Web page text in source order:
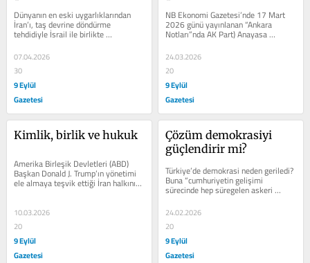
Dünyanın en eski uygarlıklarından
İran’ı, taş devrine döndürme
tehdidiyle İsrail ile birlikte
bombalamaya devam eden Amerika
Birleşik...
07.04.2026
30
9 Eylül
Gazetesi
NB Ekonomi Gazetesi’nde 17 Mart
2026 günü yayınlanan “Ankara
Notları”nda AK Part) Anayasa
Komisyonu’nun, aylardır üzerinde...
24.03.2026
20
9 Eylül
Gazetesi
Kimlik, birlik ve hukuk
Amerika Birleşik Devletleri (ABD)
Başkan Donald J. Trump’ın yönetimi
ele almaya teşvik ettiği İran halkının
bir kısmının, memnun olmasa...
10.03.2026
20
9 Eylül
Gazetesi
Çözüm demokrasiyi
güçlendirir mi?
Türkiye’de demokrasi neden geriledi?
Buna “cumhuriyetin gelişimi
sürecinde hep süregelen askeri
vesayet, devlet yönetiminde
istikrarsızlık,...
24.02.2026
20
9 Eylül
Gazetesi